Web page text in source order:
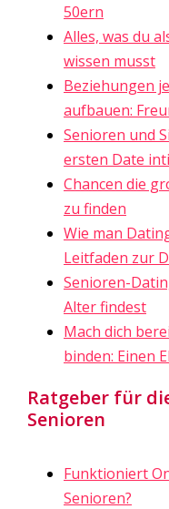
50ern
Alles, was du
wissen musst
Beziehungen
aufbauen:
Senioren und
ersten Date
Chancen die
zu finden
Wie man
Leitfaden zur
Senioren-
Alter findest
Mach dich
binden: Einen
Ratgeber für
Senioren
Funktioniert
Senioren?